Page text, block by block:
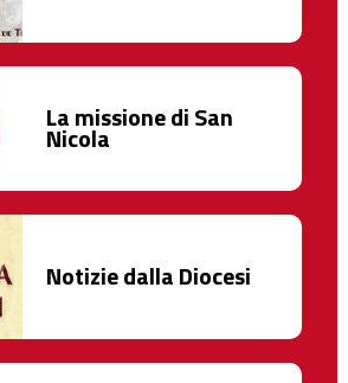
La missione di San
Nicola
Notizie dalla Diocesi